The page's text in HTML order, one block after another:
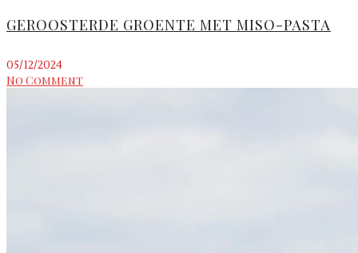
GEROOSTERDE GROENTE MET MISO-PASTA
05/12/2024
No Comment